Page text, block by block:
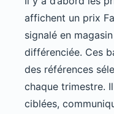
affichent un prix
signalé en
différenciée. Ces
des références
chaque trimestre.
ciblées,